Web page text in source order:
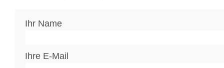
Ihr Name
Ihre E-Mail